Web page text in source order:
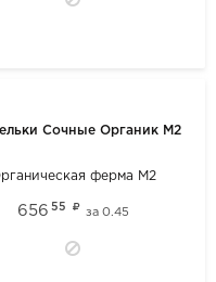
Сочные Органик М2
ферма М2
656 55 за 0.45